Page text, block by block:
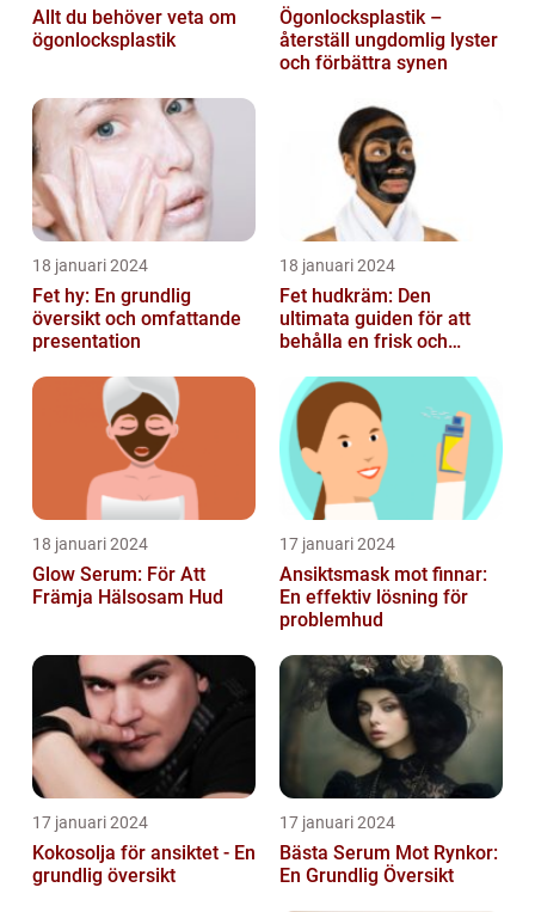
Allt du behöver veta om
ögonlocksplastik
Ögonlocksplastik –
återställ ungdomlig lyster
och förbättra synen
18 januari 2024
Fet hy: En grundlig
översikt och omfattande
presentation
18 januari 2024
Fet hudkräm: Den
ultimata guiden för att
behålla en frisk och
18 januari 2024
Glow Serum: För Att
Främja Hälsosam Hud
17 januari 2024
Ansiktsmask mot finnar:
En effektiv lösning för
problemhud
17 januari 2024
Kokosolja för ansiktet - En
grundlig översikt
17 januari 2024
Bästa Serum Mot Rynkor:
En Grundlig Översikt